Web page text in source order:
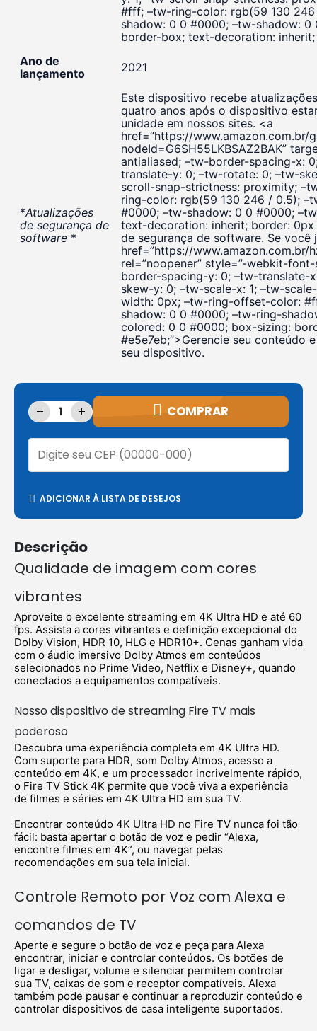
#fff; –tw-ring-color: rgb(59 130
shadow: 0 0 #0000; –tw-shadow:
border-box; text-decoration:
Ano de
lançamento
2021
*Atualizações
de segurança de
software *
Este dispositivo recebe
quatro anos após o dispositivo
unidade em nossos sites. <a
href=”https://www.amazon.com.br/
nodeId=G6SH55LKBSAZ2BAK”
antialiased; –tw-border-spacing-x:
translate-y: 0; –tw-rotate: 0; –tw-
scroll-snap-strictness: proximity;
ring-color: rgb(59 130 246 / 0.5);
#0000; –tw-shadow: 0 0 #0000;
text-decoration: inherit; border: 0px
de segurança de software. Se você
href=”https://www.amazon.com.br/
rel=”noopener” style=”-webkit-
border-spacing-y: 0; –tw-
skew-y: 0; –tw-scale-x: 1; –tw-
width: 0px; –tw-ring-offset-color:
shadow: 0 0 #0000; –tw-ring-
colored: 0 0 #0000; box-sizing:
#e5e7eb;”>Gerencie seu
seu dispositivo.
COMPRAR
ADICIONAR À LISTA DE DESEJOS
Descrição
Qualidade de imagem com cores
vibrantes
Aproveite o excelente streaming em 4K Ultra HD e até 60
fps. Assista a cores vibrantes e definição excepcional do
Dolby Vision, HDR 10, HLG e HDR10+. Cenas ganham vida
com o áudio imersivo Dolby Atmos em conteúdos
selecionados no Prime Video, Netflix e Disney+, quando
conectados a equipamentos compatíveis.
Nosso dispositivo de streaming Fire TV mais
poderoso
Descubra uma experiência completa em 4K Ultra HD.
Com suporte para HDR, som Dolby Atmos, acesso a
conteúdo em 4K, e um processador incrivelmente rápido,
o Fire TV Stick 4K permite que você viva a experiência
de filmes e séries em 4K Ultra HD em sua TV.
Encontrar conteúdo 4K Ultra HD no Fire TV nunca foi tão
fácil: basta apertar o botão de voz e pedir “Alexa,
encontre filmes em 4K”, ou navegar pelas
recomendações em sua tela inicial.
Controle Remoto por Voz com Alexa e
comandos de TV
Aperte e segure o botão de voz e peça para Alexa
encontrar, iniciar e controlar conteúdos. Os botões de
ligar e desligar, volume e silenciar permitem controlar
sua TV, caixas de som e receptor compatíveis. Alexa
também pode pausar e continuar a reproduzir conteúdo e
controlar dispositivos de casa inteligente suportados.